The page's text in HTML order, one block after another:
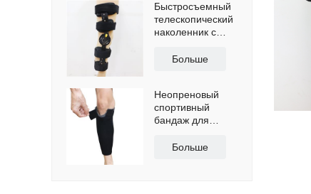
Быстросъемный
телескопический
наколенник с
ремнями
Больше
Неопреновый
спортивный
бандаж для
сертификатами
Больше